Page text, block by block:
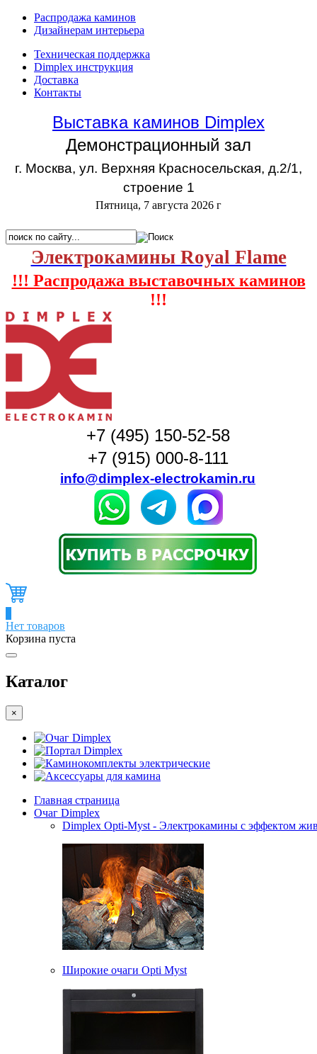
Распродажа каминов
Дизайнерам интерьера
Техническая поддержка
Dimplex инструкция
Доставка
Контакты
Выставка каминов Dimplex
Демонстрационный зал
г. Москва, ул. Верхняя Красносельская, д.2/1,
строение 1
Пятница, 7 августа 2026 г
Электрокамины Royal Flame
!!! Распродажа выставочных каминов
!!!
+7 (495) 150-52-58
+7 (915) 000-8-111
info@dimplex-electrokamin.ru
Нет товаров
Корзина пуста
Каталог
×
Очаг Dimplex
Портал Dimplex
Каминокомплекты электрические
Аксессуары для камина
Главная страница
Очаг Dimplex
Dimplex Opti-Myst - Электрокамины с эффектом
Широкие очаги Opti Myst